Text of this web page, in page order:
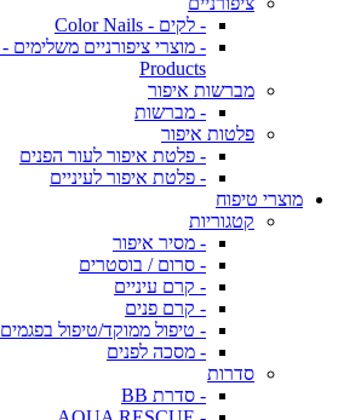
- לקים - Color Nails
Products
מברשות איפור
- מברשות
פלטות איפור
- פלטת איפור לעור הפנים
- פלטת איפור לעיניים
מוצרי טיפוח
קטגוריות
- מסיר איפור
- סרום / בוסטרים
- קרם עיניים
- קרם פנים
- טיפול ממוקד/טיפול בפגמים
- מסכה לפנים
סדרות
- סדרת BB